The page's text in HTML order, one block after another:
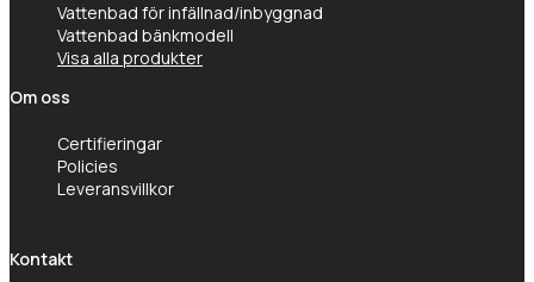
Vattenbad för infällnad/inbyggnad
Vattenbad bänkmodell
Visa alla produkter
Om oss
Certifieringar
Policies
Leveransvillkor
Kontakt